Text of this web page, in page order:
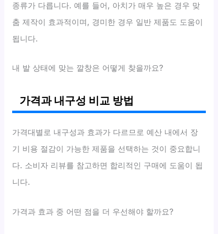
종류가 다릅니다. 예를 들어, 아치가 매우 높은 경우 맞
춤 제작이 효과적이며, 경미한 경우 일반 제품도 도움이
됩니다.
내 발 상태에 맞는 깔창은 어떻게 찾을까요?
가격과 내구성 비교 방법
가격대별로 내구성과 효과가 다르므로 예산 내에서 장
기 비용 절감이 가능한 제품을 선택하는 것이 중요합니
다. 소비자 리뷰를 참고하면 합리적인 구매에 도움이 됩
니다.
가격과 효과 중 어떤 점을 더 우선해야 할까요?